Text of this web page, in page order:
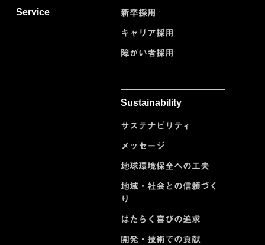
Service
新卒採用
キャリア採用
障がい者採用
Sustainability
サステナビリティ
メッセージ
地球環境保全への工夫
地域・社会との信頼づく
り
はたらく喜びの追求
開発・技術での貢献